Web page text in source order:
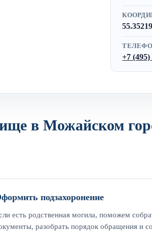
+7 (495)
в Можайском
подзахоронение
есть родственная могила, поможем
разобрать порядок обращения и